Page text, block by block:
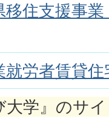
移住支援事
就労者賃貸
大学』のサ